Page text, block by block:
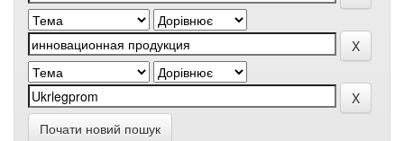
Почати новий пошук